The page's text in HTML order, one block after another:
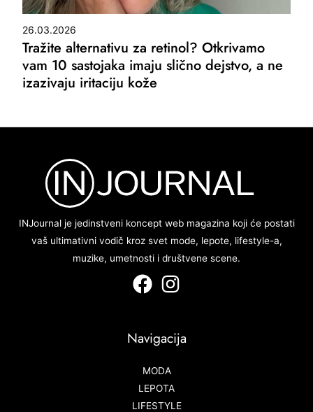
26.03.2026
Tražite alternativu za retinol? Otkrivamo
vam 10 sastojaka imaju slično dejstvo, a ne
izazivaju iritaciju kože
INJournal je jedinstveni koncept web magazina koji će postati
vaš ultimativni vodič kroz svet mode, lepote, lifestyle-a,
muzike, umetnosti i društvene scene.
Navigacija
MODA
LEPOTA
LIFESTYLE